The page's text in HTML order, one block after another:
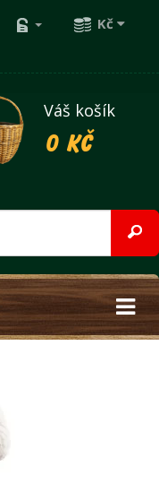
Kč
Váš košík
0 Kč